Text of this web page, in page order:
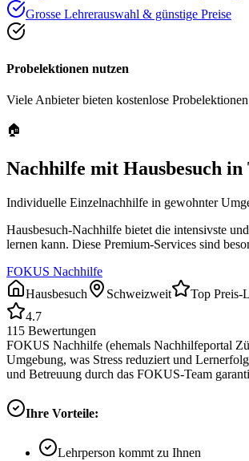
Grosse Lehrerauswahl & günstige Preise
Probelektionen nutzen
Viele Anbieter bieten kostenlose
🏠
Nachhilfe mit Hausbesuch in
Individuelle Einzelnachhilfe in gewohnter
Hausbesuch-Nachhilfe bietet die intensivste
lernen kann. Diese Premium-Services sind
FOKUS Nachhilfe
Hausbesuch
Schweizweit
Top Preis-
4.7
115 Bewertungen
FOKUS Nachhilfe (ehemals Nachhilfeportal
Umgebung, was Stress reduziert und
und Betreuung durch das FOKUS-Team
Ihre Vorteile:
Lehrperson kommt zu Ihnen